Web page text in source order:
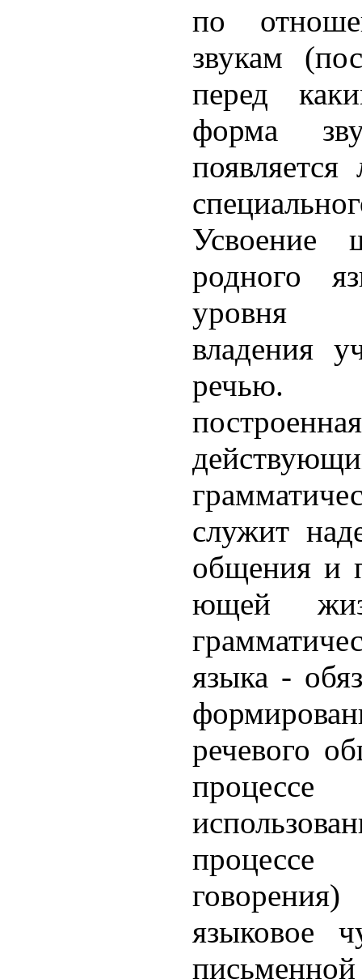
по
звукам
перед
форма
Усвоение
родного
уровня
владения
речью.
служит
общения и
ющей
языка -
речевого
процессе
языковое